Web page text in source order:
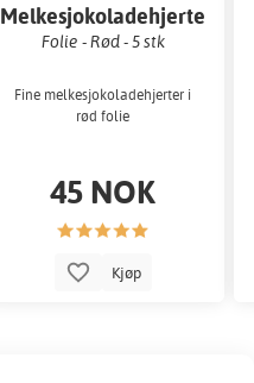
Melkesjokoladehjerte
Folie - Rød - 5 stk
Fine melkesjokoladehjerter i
rød folie
45 NOK
Kjøp